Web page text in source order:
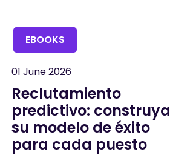
EBOOKS
01 June 2026
Reclutamiento
predictivo: construya
su modelo de éxito
para cada puesto